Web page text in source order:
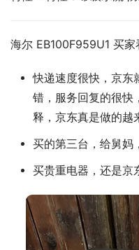
海尔 EB100F959U1 买家
快递速度很快，京东
错，服务回复的很快
释，京东真是做的越
买的第三台，给舅妈
买贵重电器，还是京